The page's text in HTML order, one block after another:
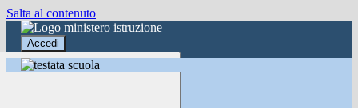
Salta al contenuto
Accedi
Accedi